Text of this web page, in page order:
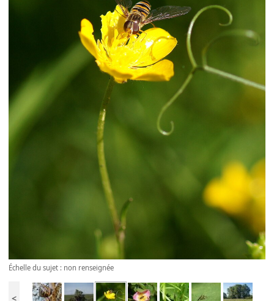
Échelle du sujet : non renseignée
<